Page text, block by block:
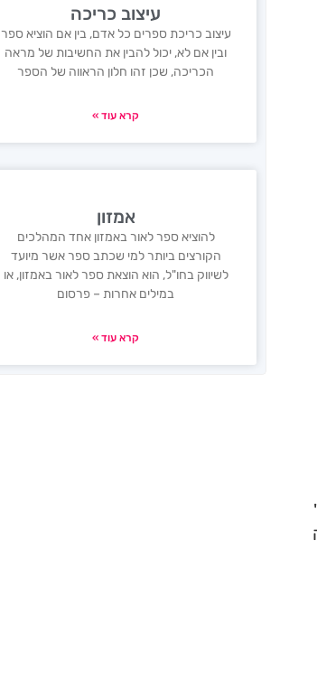
עיצוב כריכה
עיצוב כריכת ספרים כל אדם, בין אם הוציא ספר
ובין אם לא, יכול להבין את החשיבות של מראה
הכריכה, שכן זהו חלון הראווה של הספר
קרא עוד »
אמזון
להוציא ספר לאור באמזון אחד המהלכים
הקורצים ביותר למי שכתב ספר אשר מיועד
לשיווק בחו"ל, הוא הוצאת ספר לאור באמזון, או
במילים אחרות – פרסום
קרא עוד »